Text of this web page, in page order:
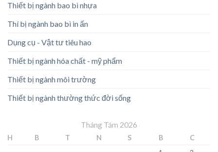
Thiết bị ngành bao bì nhựa
Thí bị ngành bao bì in ấn
Dụng cụ - Vật tư tiêu hao
Thiết bị ngành hóa chất - mỹ phẩm
Thiết bị ngành môi trường
Thiết bị ngành thường thức đời sống
Tháng Tám 2026
H B T N S B
C